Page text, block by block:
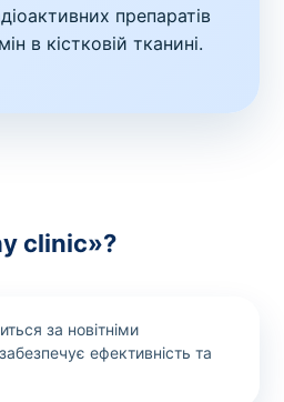
препаратів
в кістковій тканині.
clinic»?
за новітніми
ефективність та